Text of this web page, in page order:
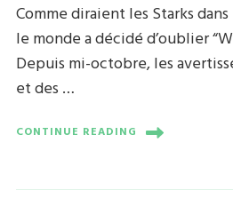
Comme diraient les Starks
le monde a décidé d’oublier
Depuis mi-octobre, les
et des …
CONTINUE READING